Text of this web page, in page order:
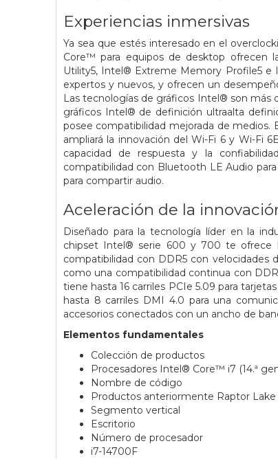
Experiencias inmersivas
Ya sea que estés interesado en el
Core™ para equipos de desktop ofrecen
Utility5, Intel® Extreme Memory Profile5 e
expertos y nuevos, y ofrecen un
Las tecnologías de gráficos Intel® son más
gráficos Intel® de definición ultraalta
posee compatibilidad mejorada de medios.
ampliará la innovación del Wi-Fi 6 y Wi-Fi
capacidad de respuesta y la
compatibilidad con Bluetooth LE Audio
para compartir audio.
Aceleración de la
Diseñado para la tecnología líder en la
chipset Intel® serie 600 y 700 te ofrece
compatibilidad con DDR5 con velocidades
como una compatibilidad continua con
tiene hasta 16 carriles PCIe 5.09 para
hasta 8 carriles DMI 4.0 para una
accesorios conectados con un ancho de
Elementos fundamentales
Colección de productos
Procesadores Intel® Core™ i7 (14.ª
Nombre de código
Productos anteriormente Raptor Lake
Segmento vertical
Escritorio
Número de procesador
i7-14700F